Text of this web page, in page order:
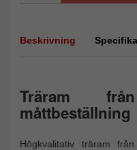
Beskrivning
Träram
måttbeställning
Högkvalitativ träram